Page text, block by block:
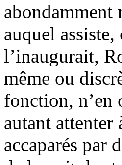
abondamment
auquel
l’inaugurait,
même ou
fonction, n’en
autant attenter
accaparés par